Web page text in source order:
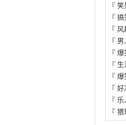
『 笑
『 搞
『 风
『 男
『 爆
『 生
『 爆
『 好
『 乐
『 猥